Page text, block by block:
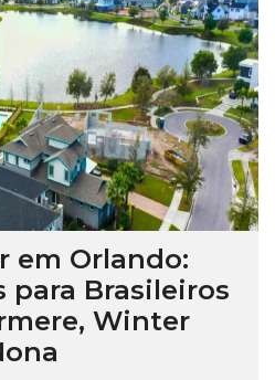
em Orlando:
para Brasileiros
Winter